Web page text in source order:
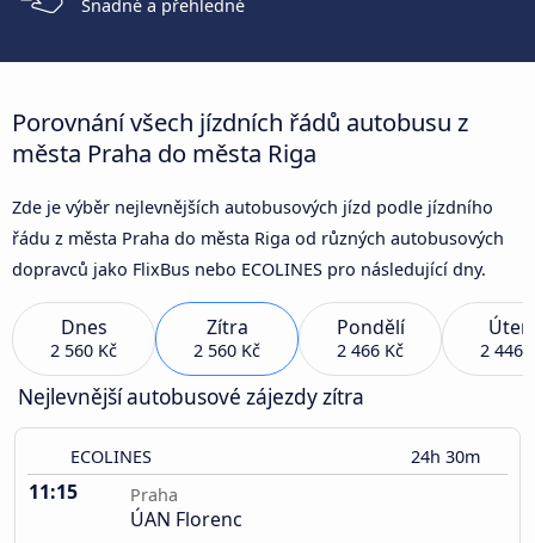
Snadné a přehledné
Porovnání všech jízdních řádů autobusu z
města Praha do města Riga
Zde je výběr nejlevnějších autobusových jízd podle jízdního
řádu z města Praha do města Riga od různých autobusových
dopravců jako FlixBus nebo ECOLINES pro následující dny.
Dnes
2 560 Kč
Zítra
2 560 Kč
Pondělí
2 466 Kč 2 446
Nejlevnější autobusové zájezdy zítra
ECOLINES 24h 30m
11:15 Praha
ÚAN Florenc